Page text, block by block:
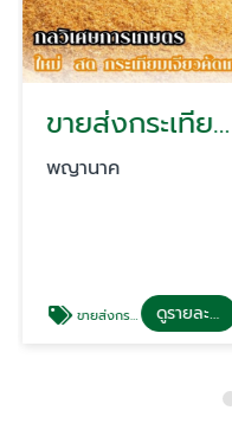
ขายส่งกระเทียมเจียว
พญานาค
ขายส่งกระเทียมเจียว ดูรายละเอียด